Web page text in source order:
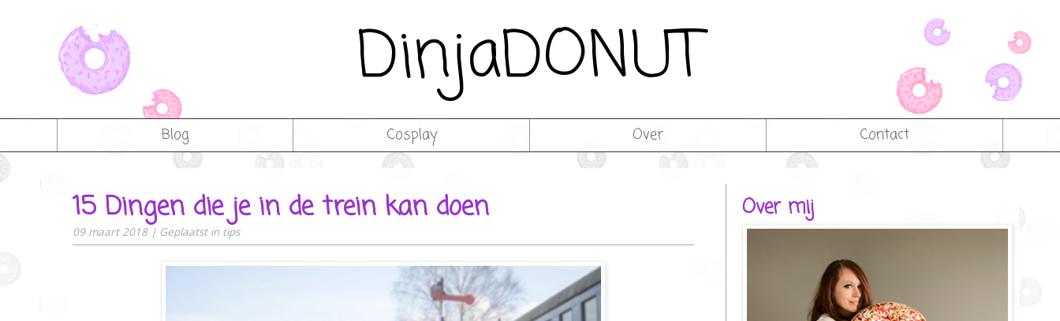
DinjaDONUT
Blog Cosplay Over Contact
15 Dingen die je in de trein kan doen
09 maart 2018 | Geplaatst in tips
Over mij